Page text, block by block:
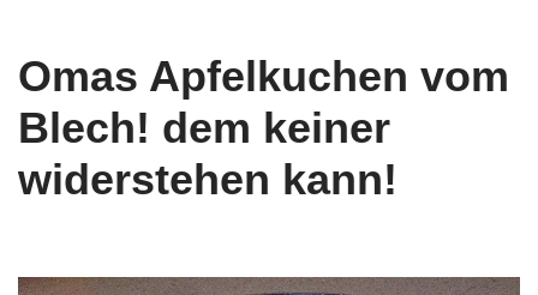
Omas Apfelkuchen vom
Blech! dem keiner
widerstehen kann!